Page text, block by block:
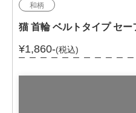
和柄
¥1,860-(税込)